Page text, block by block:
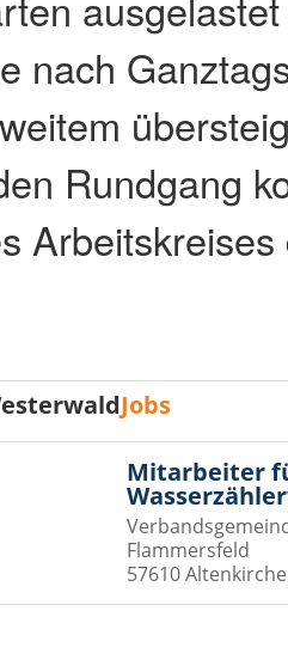
nach
Rundgang
Jobs
Mitarbeiter
Flammersfeld
57610